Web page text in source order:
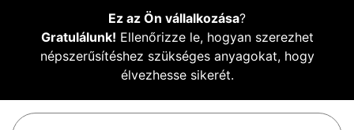
Ez az Ön vállalkozása?
Gratulálunk! Ellenőrizze le, hogyan szerezhet
népszerűsítéshez szükséges anyagokat, hogy
élvezhesse sikerét.